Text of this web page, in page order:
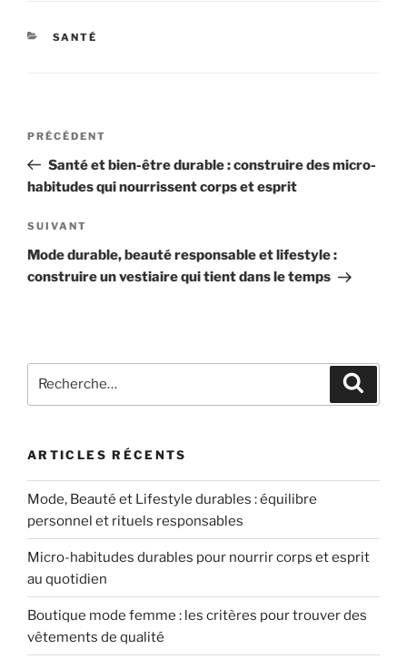
CATÉGORIES
SANTÉ
Navigation
l’article
Article
précédent
PRÉCÉDENT
Santé et bien-être durable : construire des micro-
habitudes qui nourrissent corps et esprit
Article
suivant
SUIVANT
Mode durable, beauté responsable et lifestyle :
construire un vestiaire qui tient dans le temps
pour
ARTICLES RÉCENTS
Mode, Beauté et Lifestyle durables : équilibre
personnel et rituels responsables
Micro-habitudes durables pour nourrir corps et esprit
au quotidien
Boutique mode femme : les critères pour trouver des
vêtements de qualité